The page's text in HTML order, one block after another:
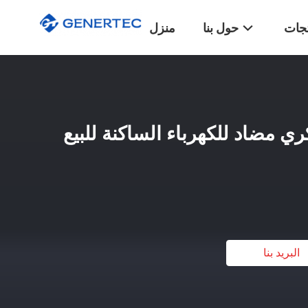
منزل حول بنا
للكهرباء الساكنة للبيع
البريد بنا